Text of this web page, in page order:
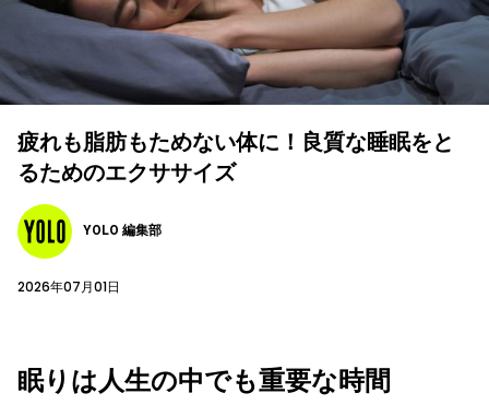
疲れも脂肪もためない体に！良質な睡眠をと
るためのエクササイズ
YOLO 編集部
2026年07月01日
眠りは人生の中でも重要な時間